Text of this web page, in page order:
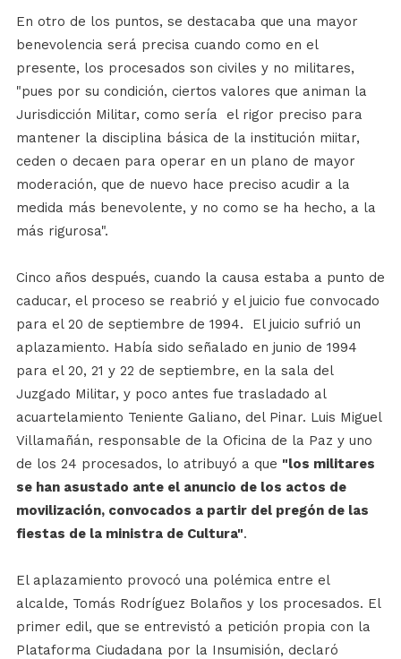
En otro de los puntos, se destacaba que una mayor
benevolencia será precisa cuando como en el
presente, los procesados son civiles y no militares,
"pues por su condición, ciertos valores que animan la
Jurisdicción Militar, como sería el rigor preciso para
mantener la disciplina básica de la institución miitar,
ceden o decaen para operar en un plano de mayor
moderación, que de nuevo hace preciso acudir a la
medida más benevolente, y no como se ha hecho, a la
más rigurosa".
Cinco años después, cuando la causa estaba a punto de
caducar, el proceso se reabrió y el juicio fue convocado
para el 20 de septiembre de 1994. El juicio sufrió un
aplazamiento. Había sido señalado en junio de 1994
para el 20, 21 y 22 de septiembre, en la sala del
Juzgado Militar, y poco antes fue trasladado al
acuartelamiento Teniente Galiano, del Pinar. Luis Miguel
Villamañán, responsable de la Oficina de la Paz y uno
de los 24 procesados, lo atribuyó a que "los militares
se han asustado ante el anuncio de los actos de
movilización, convocados a partir del pregón de las
fiestas de la ministra de Cultura".
El aplazamiento provocó una polémica entre el
alcalde, Tomás Rodríguez Bolaños y los procesados. El
primer edil, que se entrevistó a petición propia con la
Plataforma Ciudadana por la Insumisión, declaró